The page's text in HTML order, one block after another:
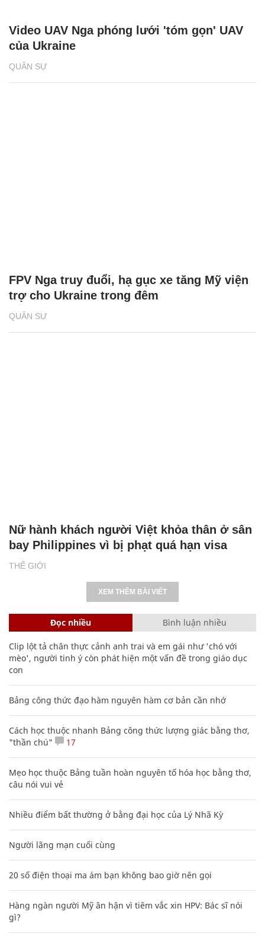
QUÂN SỰ
Video UAV Nga phóng lưới 'tóm gọn' UAV
của Ukraine
QUÂN SỰ
FPV Nga truy đuổi, hạ gục xe tăng Mỹ viện
trợ cho Ukraine trong đêm
THẾ GIỚI
Nữ hành khách người Việt khỏa thân ở sân
bay Philippines vì bị phạt quá hạn visa
XEM THÊM BÀI VIẾT
Đọc nhiều Bình luận nhiều
Clip lột tả chân thực cảnh anh trai và em gái như 'chó với
mèo', người tinh ý còn phát hiện một vấn đề trong giáo dục
con
Bảng công thức đạo hàm nguyên hàm cơ bản cần nhớ
Cách học thuộc nhanh Bảng công thức lượng giác bằng thơ,
"thần chú"
17
Mẹo học thuộc Bảng tuần hoàn nguyên tố hóa học bằng thơ,
câu nói vui vẻ
Nhiều điểm bất thường ở bằng đại học của Lý Nhã Kỳ
Người lãng mạn cuối cùng
20 số điện thoại ma ám bạn không bao giờ nên gọi
Hàng ngàn người Mỹ ân hận vì tiêm vắc xin HPV: Bác sĩ nói
gì?